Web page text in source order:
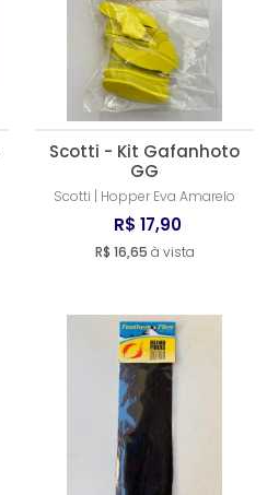
Scotti - Kit Gafanhoto
GG
Scotti | Hopper Eva Amarelo
R$ 17,90
R$ 16,65 à vista